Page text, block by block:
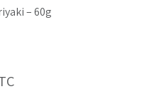
– 60g